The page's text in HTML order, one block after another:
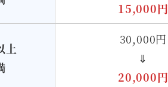
15,000円
上
30,000円
⇓
20,000円